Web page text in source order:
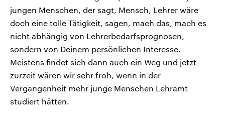
jungen Menschen, der sagt, Mensch, Lehrer wäre
doch eine tolle Tätigkeit, sagen, mach das, mach es
nicht abhängig von Lehrerbedarfsprognosen,
sondern von Deinem persönlichen Interesse.
Meistens findet sich dann auch ein Weg und jetzt
zurzeit wären wir sehr froh, wenn in der
Vergangenheit mehr junge Menschen Lehramt
studiert hätten.